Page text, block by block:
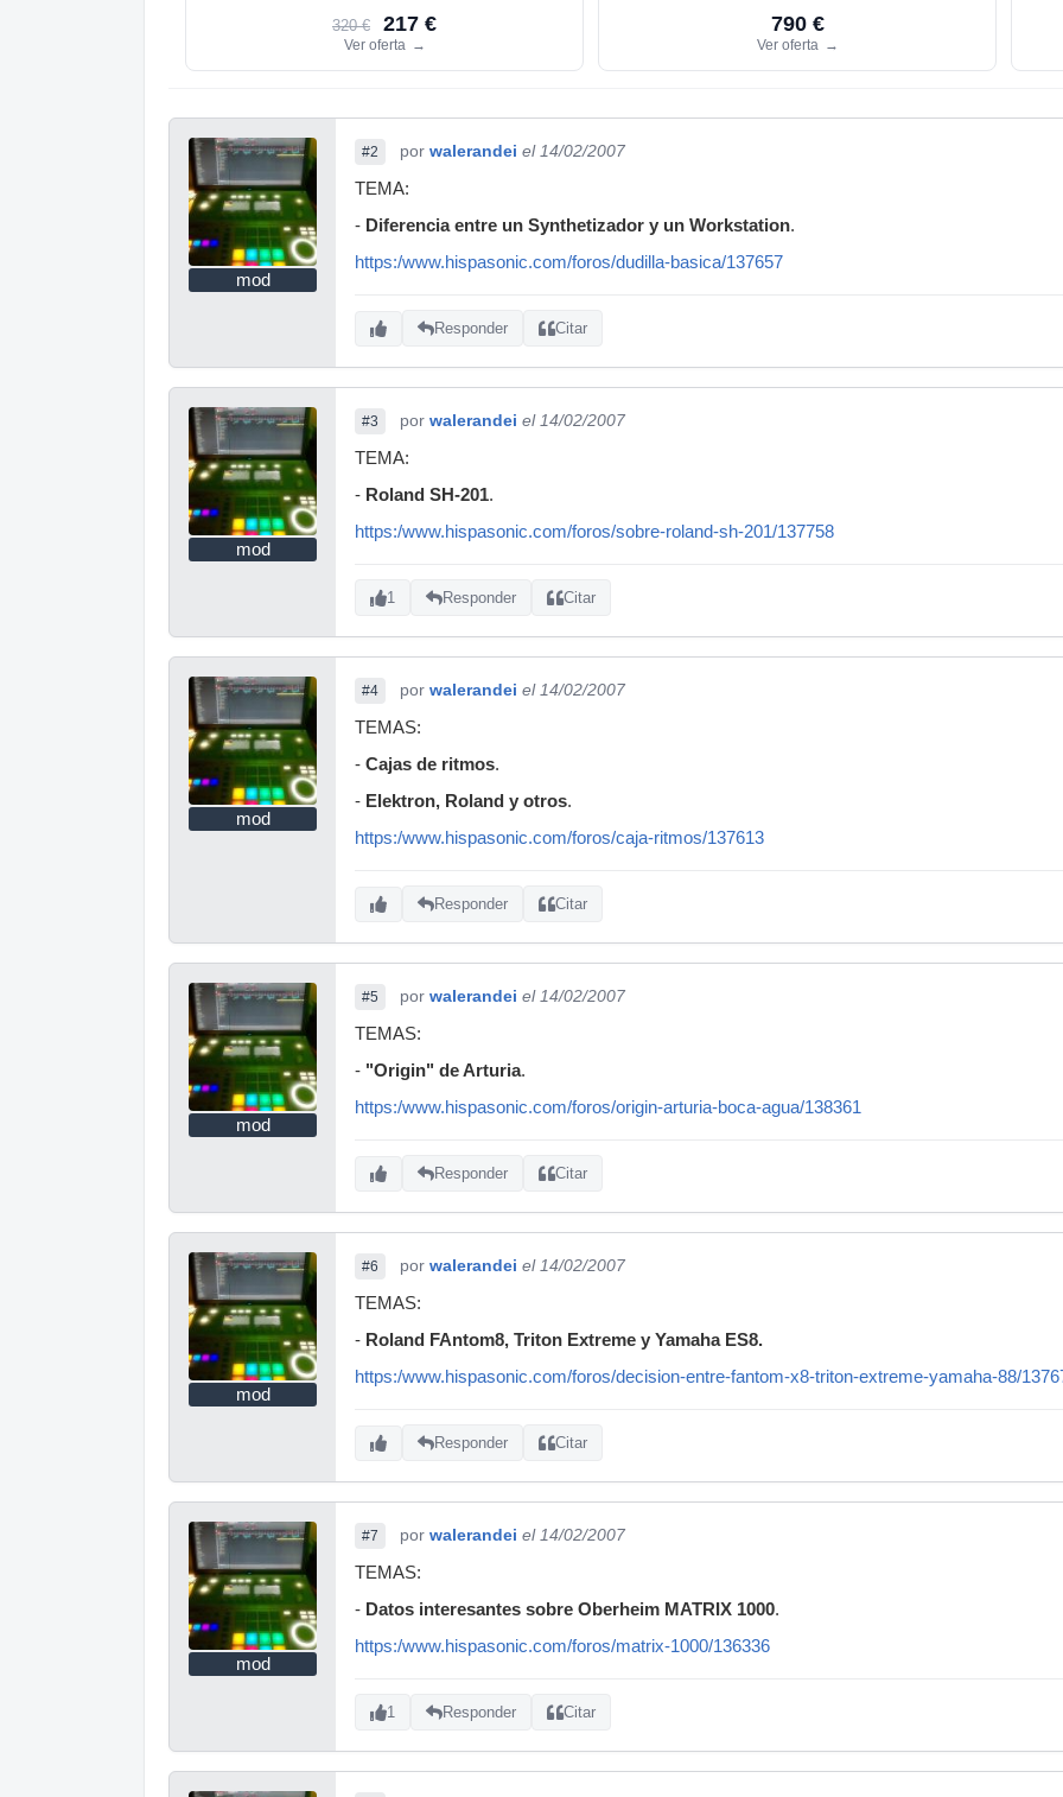
320 € 217 €
Ver oferta →
790 €
Ver oferta →
mod
#2 por walerandei el 14/02/2007
TEMA:
- Diferencia entre un Synthetizador y un Workstation.
https:/www.hispasonic.com/foros/dudilla-basica/137657
Responder Citar
mod
#3 por walerandei el 14/02/2007
TEMA:
- Roland SH-201.
https:/www.hispasonic.com/foros/sobre-roland-sh-201/137758
1 Responder Citar
mod
#4 por walerandei el 14/02/2007
TEMAS:
- Cajas de ritmos.
- Elektron, Roland y otros.
https:/www.hispasonic.com/foros/caja-ritmos/137613
Responder Citar
mod
#5 por walerandei el 14/02/2007
TEMAS:
- "Origin" de Arturia.
https:/www.hispasonic.com/foros/origin-arturia-boca-agua/138361
Responder Citar
mod
#6 por walerandei el 14/02/2007
TEMAS:
- Roland FAntom8, Triton Extreme y Yamaha ES8.
https:/www.hispasonic.com/foros/decision-entre-fantom-x8-triton-extreme-yamaha-88/
Responder Citar
mod
#7 por walerandei el 14/02/2007
TEMAS:
- Datos interesantes sobre Oberheim MATRIX 1000.
https:/www.hispasonic.com/foros/matrix-1000/136336
1 Responder Citar